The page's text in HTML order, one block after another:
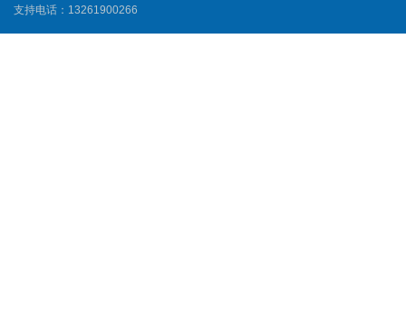
支持电话：13261900266